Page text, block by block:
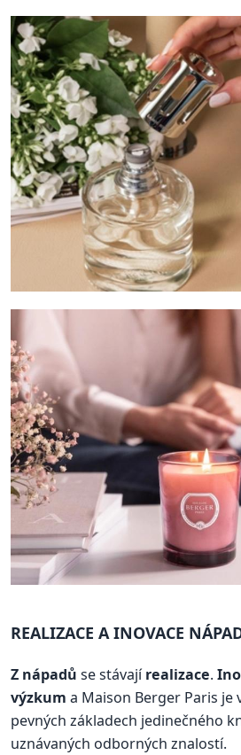
REALIZACE A INOVACE
Z nápadů se stávajírealizace.
výzkum a Maison Berger Paris je
pevných základech jedinečného
uznávaných odborných znalostí.